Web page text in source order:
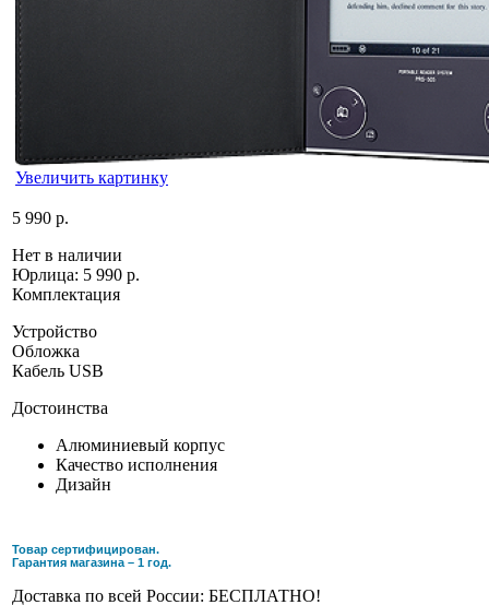
Увеличить картинку
5 990 р.
Нет в наличии
Юрлица: 5 990 р.
Комплектация
Устройство
Обложка
Кабель USB
Достоинства
Алюминиевый корпус
Качество исполнения
Дизайн
Товар сертифицирован.
Гарантия магазина – 1 год.
Доставка по всей России: БЕСПЛАТНО!